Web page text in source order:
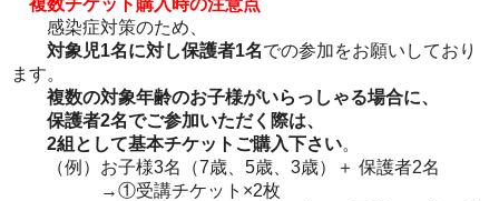
複数チケット購入時の注意点
感染症対策のため、
対象児1名に対し保護者1名での参加をお願いしており
ます。
複数の対象年齢のお子様がいらっしゃる場合に、
保護者2名でご参加いただく際は、
2組として基本チケットご購入下さい。
（例）お子様3名（7歳、5歳、3歳）＋ 保護者2名
→①受講チケット×2枚